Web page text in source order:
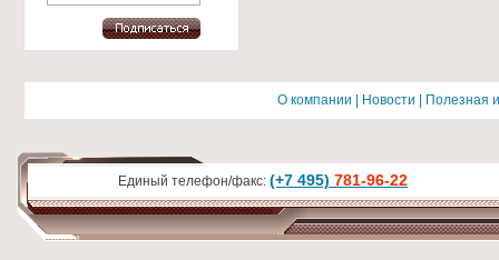
О компании Новости Полезная
Единый телефон/факс: (+7 495) 781-96-22